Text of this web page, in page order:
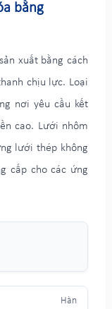
bằng
xuất bằng cách
chịu lực. Loại
nơi yêu cầu kết
cao. Lưới nhôm
lưới thép không
cấp cho các ứng
Hàn